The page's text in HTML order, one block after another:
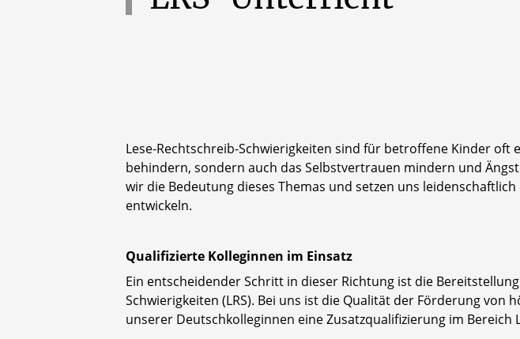
Lese-Rechtschreib-Schwierigkeiten sind für betroffene Kinder
behindern, sondern auch das Selbstvertrauen mindern und
wir die Bedeutung dieses Themas und setzen uns
entwickeln.
Qualifizierte Kolleginnen im Einsatz
Ein entscheidender Schritt in dieser Richtung ist die
Schwierigkeiten (LRS). Bei uns ist die Qualität der Förderung
unserer Deutschkolleginnen eine Zusatzqualifizierung im Bereich